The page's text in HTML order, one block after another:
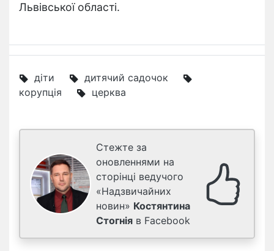
Львівської області.
діти
дитячий садочок
корупція
церква
Стежте за
оновленнями на
сторінці ведучого
«Надзвичайних
новин» Костянтина
Стогнія в Facebook